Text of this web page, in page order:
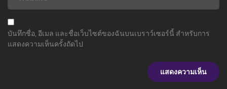
บันทึกชื่อ, อีเมล และชื่อเว็บไซต์ของฉันบนเบราว์เซอร์นี้ สำหรับการ
แสดงความเห็นครั้งถัดไป